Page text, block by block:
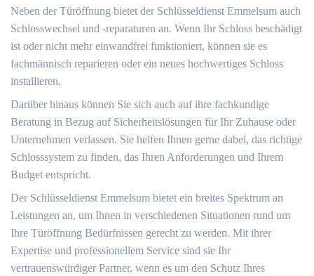
Neben der Türöffnung bietet der Schlüsseldienst Emmelsum auch
Schlosswechsel und -reparaturen an. Wenn Ihr Schloss beschädigt
ist oder nicht mehr einwandfrei funktioniert, können sie es
fachmännisch reparieren oder ein neues hochwertiges Schloss
installieren.​
Darüber hinaus können Sie sich auch auf ihre fachkundige
Beratung in Bezug auf Sicherheitslösungen für Ihr Zuhause oder
Unternehmen verlassen.​ Sie helfen Ihnen gerne dabei, das richtige
Schlosssystem zu finden, das Ihren Anforderungen und Ihrem
Budget entspricht.​
Der Schlüsseldienst Emmelsum bietet ein breites Spektrum an
Leistungen an, um Ihnen in verschiedenen Situationen rund um
Ihre Türöffnung Bedürfnissen gerecht zu werden. Mit ihrer
Expertise und professionellem Service sind sie Ihr
vertrauenswürdiger Partner, wenn es um den Schutz Ihres